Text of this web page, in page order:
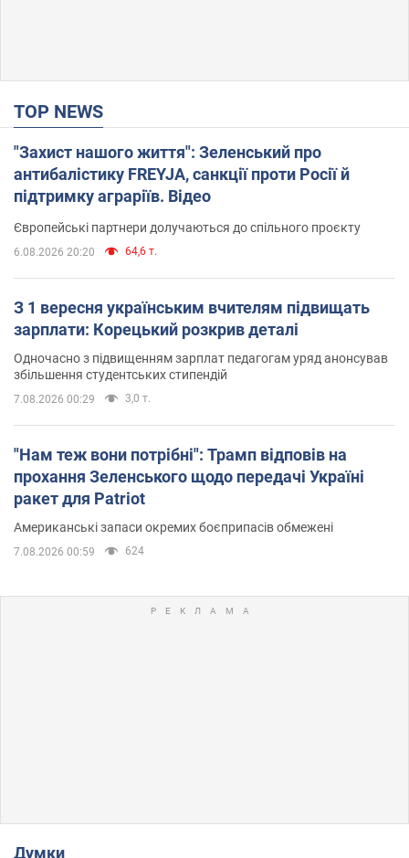
TOP NEWS
"Захист нашого життя": Зеленський про
антибалістику FREYJA, санкції проти Росії й
підтримку аграріїв. Відео
Європейські партнери долучаються до спільного проєкту
6.08.2026 20:20 64,6 т.
З 1 вересня українським вчителям підвищать
зарплати: Корецький розкрив деталі
Одночасно з підвищенням зарплат педагогам уряд анонсував
збільшення студентських стипендій
7.08.2026 00:29 3,0 т.
"Нам теж вони потрібні": Трамп відповів на
прохання Зеленського щодо передачі Україні
ракет для Patriot
Американські запаси окремих боєприпасів обмежені
7.08.2026 00:59 624
Думки